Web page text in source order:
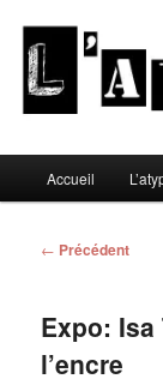
contenu
principal
principal
Accueil
Navigation
← Précédent
Expo:
l’encre